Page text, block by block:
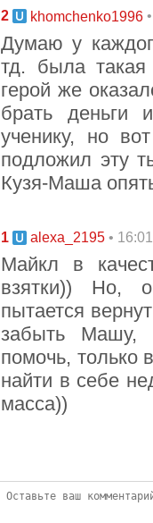
2 khomchenko1996
Думаю у
тд. была
герой же
брать деньги
ученику, но
подложил эту
Кузя-Маша
1 alexa_2195 •
Майкл в
взятки)) Но,
пытается
забыть Машу,
помочь, только
найти в себе
масса))